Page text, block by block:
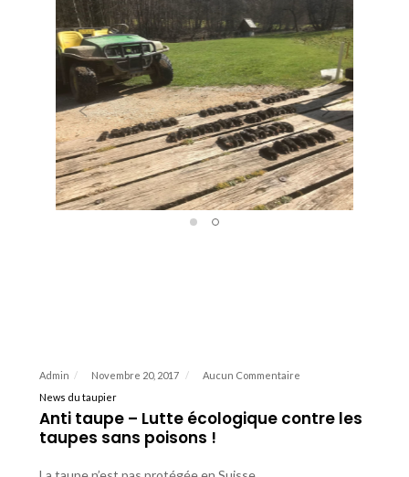
Previous Next
Admin Novembre 20, 2017
Aucun Commentaire
News du taupier
Anti taupe – Lutte écologique contre les
taupes sans poisons !